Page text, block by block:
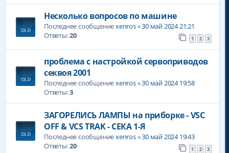
Несколько вопросов по машине
Последнее сообщениеxenros«30 май 2024 21:21
Ответы:20 1 2 3
проблема с настройкой сервоприводов
секвоя 2001
Последнее сообщениеxenros«30 май 2024 19:58
Ответы:3
ЗАГОРЕЛИСЬ ЛАМПЫ на приборке - VSC
OFF & VCS TRAK - СЕКА 1-Я
Последнее сообщениеxenros«30 май 2024 19:43
Ответы:20 1 2 3